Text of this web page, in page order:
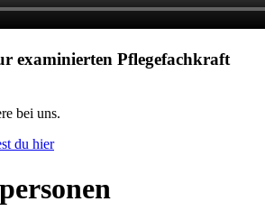
examinierten Pflegefachkraft
bei uns.
du hier